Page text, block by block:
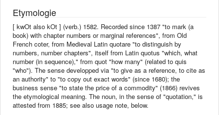
Etymologie
[ kwOt also kOt ] (verb.) 1582. Recorded since 1387 "to mark (a
book) with chapter numbers or marginal references", from Old
French coter, from Medieval Latin quotare "to distinguish by
numbers, number chapters", itself from Latin quotus "which, what
number (in sequence)," from quot "how many" (related to quis
"who"). The sense developped via "to give as a reference, to cite as
an authority" to "to copy out exact words" (since 1680); the
business sense "to state the price of a commodity" (1866) revives
the etymological meaning. The noun, in the sense of "quotation," is
attested from 1885; see also usage note, below.